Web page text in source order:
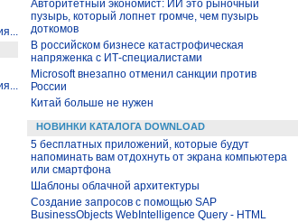
Авторитетный экономист: ИИ это рыночный
пузырь, который лопнет громче, чем пузырь
доткомов
В российском бизнесе катастрофическая
напряженка с ИТ-специалистами
Microsoft внезапно отменил санкции против
России
Китай больше не нужен
НОВИНКИ КАТАЛОГА DOWNLOAD
5 бесплатных приложений, которые будут
напоминать вам отдохнуть от экрана компьютера
или смартфона
Шаблоны облачной архитектуры
Создание запросов с помощью SAP
BusinessObjects WebIntelligence Query - HTML